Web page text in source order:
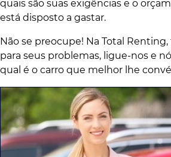
quais são suas exigências e o
está disposto a gastar.
Não se preocupe! Na Total
para seus problemas, ligue-nos e
qual é o carro que melhor lhe